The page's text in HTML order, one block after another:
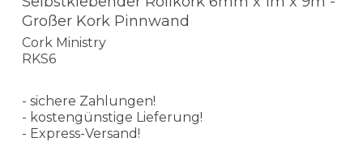
Großer Kork Pinnwand
Cork Ministry
RKS6
- sichere Zahlungen!
- kostengünstige Lieferung!
- Express-Versand!